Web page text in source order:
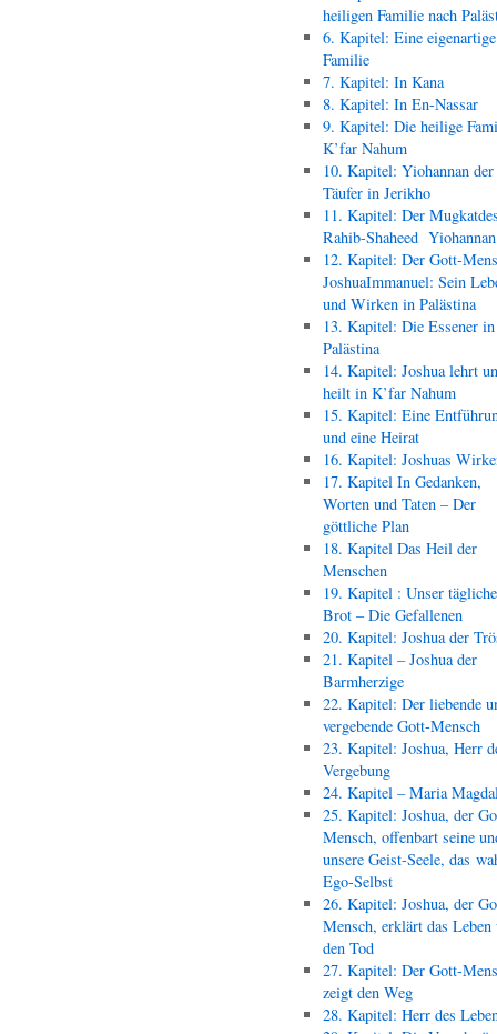
heiligen Familie nach
6. Kapitel: Eine eigenartige
Familie
7. Kapitel: In Kana
8. Kapitel: In En-Nassar
9. Kapitel: Die heilige
K’far Nahum
10. Kapitel: Yiohannan der
Täufer in Jerikho
11. Kapitel: Der
Rahib-Shaheed
12. Kapitel: Der Gott-
JoshuaImmanuel: Sein
und Wirken in Palästina
13. Kapitel: Die Essener in
Palästina
14. Kapitel: Joshua lehrt
heilt in K’far Nahum
15. Kapitel: Eine
und eine Heirat
16. Kapitel: Joshuas
17. Kapitel In Gedanken,
Worten und Taten – Der
göttliche Plan
18. Kapitel Das Heil der
Menschen
19. Kapitel : Unser
Brot – Die Gefallenen
20. Kapitel: Joshua der
21. Kapitel – Joshua der
Barmherzige
22. Kapitel: Der liebende
vergebende Gott-Mensch
23. Kapitel: Joshua, Herr
Vergebung
24. Kapitel – Maria
25. Kapitel: Joshua, der
Mensch, offenbart seine
unsere Geist-Seele, das
Ego-Selbst
26. Kapitel: Joshua, der
Mensch, erklärt das Leben
den Tod
27. Kapitel: Der Gott-
zeigt den Weg
28. Kapitel: Herr des